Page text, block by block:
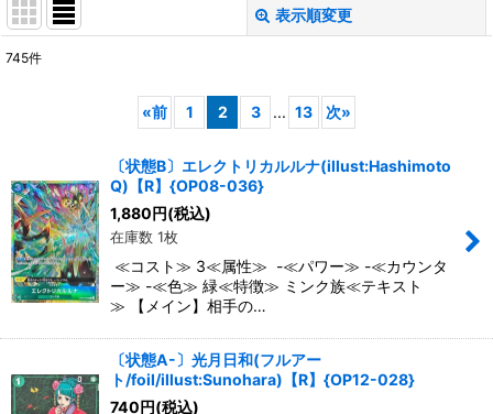
表示順変更
絞り込む
745件
«前 1 2 3 ... 13 次»
〔状態B〕エレクトリカルルナ(illust:Hashimoto
Q)【R】{OP08-036}
1,880円(税込)
在庫数 1枚
≪コスト≫ 3≪属性≫ -≪パワー≫ -≪カウンタ
ー≫ -≪色≫ 緑≪特徴≫ ミンク族≪テキスト
≫ 【メイン】相手の…
〔状態A-〕光月日和(フルアー
ト/foil/illust:Sunohara)【R】{OP12-028}
740円(税込)